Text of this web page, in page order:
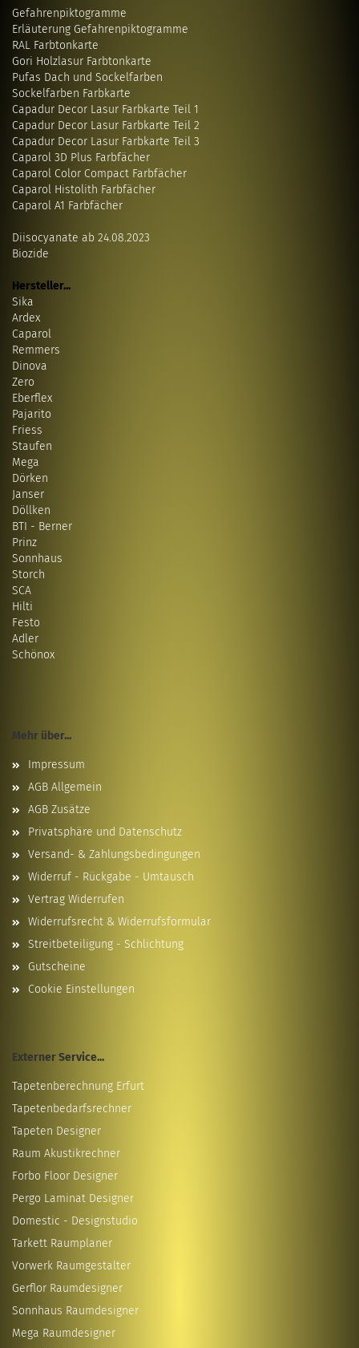
Gefahrenpiktogramme
Erläuterung Gefahrenpiktogramme
RAL Farbtonkarte
Gori Holzlasur Farbtonkarte
Pufas Dach und Sockelfarben
Sockelfarben Farbkarte
Capadur Decor Lasur Farbkarte Teil 1
Capadur Decor Lasur Farbkarte Teil 2
Capadur Decor Lasur Farbkarte Teil 3
Caparol 3D Plus Farbfächer
Caparol Color Compact Farbfächer
Caparol Histolith Farbfächer
Caparol A1 Farbfächer
Diisocyanate ab 24.08.2023
Biozide
Hersteller...
Sika
Ardex
Caparol
Remmers
Dinova
Zero
Eberflex
Pajarito
Friess
Staufen
Mega
Dörken
Janser
Döllken
BTI - Berner
Prinz
Sonnhaus
Storch
SCA
Hilti
Festo
Adler
Schönox
Mehr über...
Impressum
AGB Allgemein
AGB Zusätze
Privatsphäre und Datenschutz
Versand- & Zahlungsbedingungen
Widerruf - Rückgabe - Umtausch
Vertrag Widerrufen
Widerrufsrecht & Widerrufsformular
Streitbeteiligung - Schlichtung
Gutscheine
Cookie Einstellungen
Externer Service...
Tapetenberechnung Erfurt
Tapetenbedarfsrechner
Tapeten Designer
Raum Akustikrechner
Forbo Floor Designer
Pergo Laminat Designer
Domestic - Designstudio
Tarkett Raumplaner
Vorwerk Raumgestalter
Gerflor Raumdesigner
Sonnhaus Raumdesigner
Mega Raumdesigner